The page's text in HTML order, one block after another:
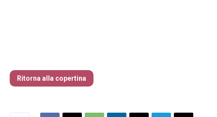
Ritorna alla copertina